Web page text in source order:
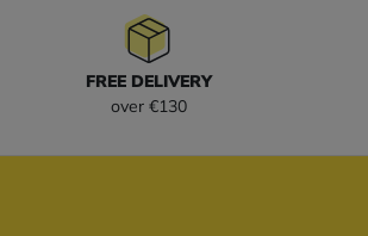
FREE DELIVERY
over €130